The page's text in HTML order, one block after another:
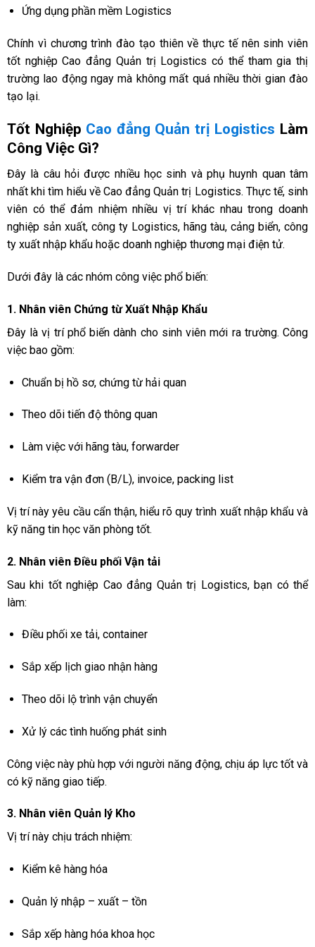
Ứng dụng phần mềm Logistics
Chính vì chương trình đào tạo thiên về thực tế nên sinh viên
tốt nghiệp Cao đẳng Quản trị Logistics có thể tham gia thị
trường lao động ngay mà không mất quá nhiều thời gian đào
tạo lại.
Tốt Nghiệp Cao đẳng Quản trị Logistics Làm
Công Việc Gì?
Đây là câu hỏi được nhiều học sinh và phụ huynh quan tâm
nhất khi tìm hiểu về Cao đẳng Quản trị Logistics. Thực tế, sinh
viên có thể đảm nhiệm nhiều vị trí khác nhau trong doanh
nghiệp sản xuất, công ty Logistics, hãng tàu, cảng biển, công
ty xuất nhập khẩu hoặc doanh nghiệp thương mại điện tử.
Dưới đây là các nhóm công việc phổ biến:
1. Nhân viên Chứng từ Xuất Nhập Khẩu
Đây là vị trí phổ biến dành cho sinh viên mới ra trường. Công
việc bao gồm:
Chuẩn bị hồ sơ, chứng từ hải quan
Theo dõi tiến độ thông quan
Làm việc với hãng tàu, forwarder
Kiểm tra vận đơn (B/L), invoice, packing list
Vị trí này yêu cầu cẩn thận, hiểu rõ quy trình xuất nhập khẩu và
kỹ năng tin học văn phòng tốt.
2. Nhân viên Điều phối Vận tải
Sau khi tốt nghiệp Cao đẳng Quản trị Logistics, bạn có thể
làm:
Điều phối xe tải, container
Sắp xếp lịch giao nhận hàng
Theo dõi lộ trình vận chuyển
Xử lý các tình huống phát sinh
Công việc này phù hợp với người năng động, chịu áp lực tốt và
có kỹ năng giao tiếp.
3. Nhân viên Quản lý Kho
Vị trí này chịu trách nhiệm:
Kiểm kê hàng hóa
Quản lý nhập – xuất – tồn
Sắp xếp hàng hóa khoa học